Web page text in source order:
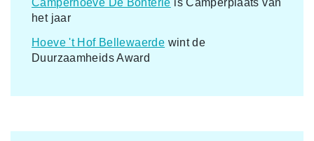
het jaar
Hoeve 't Hof Bellewaerde wint de
Duurzaamheids Award